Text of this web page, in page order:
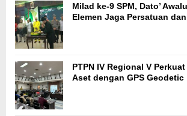
Milad ke-9 SPM, Dato’
Elemen Jaga Persatuan
PTPN IV Regional V
Aset dengan GPS Geodetic